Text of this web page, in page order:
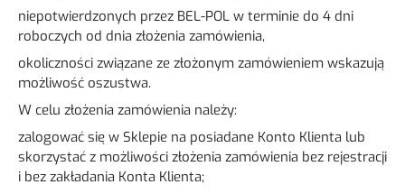
niepotwierdzonych przez BEL-POL w terminie do 4 dni
roboczych od dnia złożenia zamówienia,
okoliczności związane ze złożonym zamówieniem wskazują
możliwość oszustwa.
W celu złożenia zamówienia należy:
zalogować się w Sklepie na posiadane Konto Klienta lub
skorzystać z możliwości złożenia zamówienia bez rejestracji
i bez zakładania Konta Klienta;